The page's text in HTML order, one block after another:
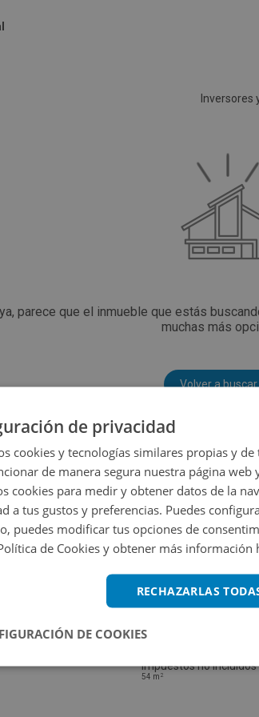
Inversores
parece que el inmueble que estás
muchas más
Volver a buscar
Impuestos no incluidos
54 m 2
de privacidad
cookies y tecnologías similares propias y
de manera segura nuestra página
cookies para medir y obtener datos de la
a tus gustos y preferencias. Puedes
puedes modificar tus opciones de
de Cookies y obtener más información
RECHAZARLAS
DE COOKIES